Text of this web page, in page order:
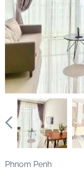
Phnom Penh